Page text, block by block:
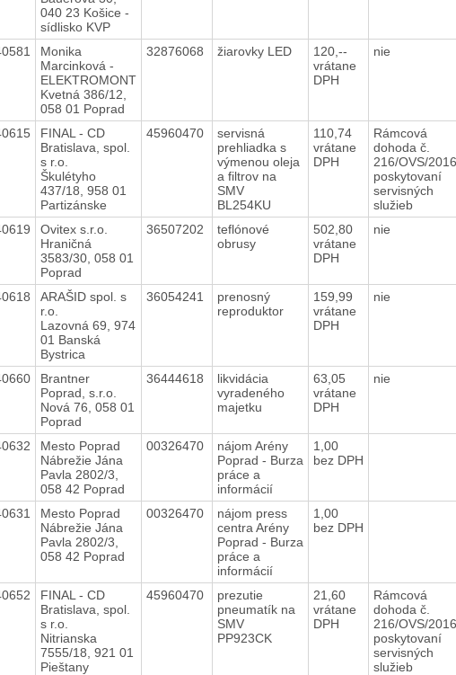
040 23 Košice -
sídlisko KVP
Monika
Marcinková -
ELEKTROMONT
Kvetná 386/12,
058 01 Poprad
32876068 žiarovky LED
120,--
vrátane
DPH
nie
FINAL - CD
Bratislava, spol.
s r.o.
Škulétyho
437/18, 958 01
Partizánske
45960470
servisná
prehliadka s
výmenou oleja
a filtrov na
SMV
BL254KU
110,74
vrátane
DPH
Rámcová
dohoda č.
216/OVS/
poskytovaní
servisných
služieb
Ovitex s.r.o.
Hraničná
3583/30, 058 01
Poprad
36507202
teflónové
obrusy
502,80
vrátane
DPH
nie
ARAŠID spol. s
r.o.
Lazovná 69, 974
01 Banská
Bystrica
36054241
prenosný
reproduktor
159,99
vrátane
DPH
nie
Brantner
Poprad, s.r.o.
Nová 76, 058 01
Poprad
36444618
likvidácia
vyradeného
majetku
63,05
vrátane
DPH
nie
Mesto Poprad
Nábrežie Jána
Pavla 2802/3,
058 42 Poprad
00326470
nájom Arény
Poprad - Burza
práce a
informácií
1,00
bez DPH
Mesto Poprad
Nábrežie Jána
Pavla 2802/3,
058 42 Poprad
00326470
nájom press
centra Arény
Poprad - Burza
práce a
informácií
1,00
bez DPH
FINAL - CD
Bratislava, spol.
s r.o.
Nitrianska
7555/18, 921 01
Pieštany
45960470
prezutie
pneumatík na
SMV
PP923CK
21,60
vrátane
DPH
Rámcová
dohoda č.
216/OVS/
poskytovaní
servisných
služieb